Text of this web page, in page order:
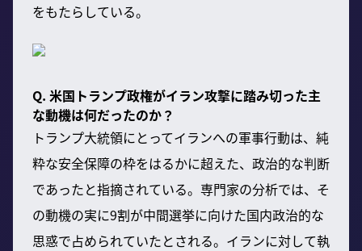
をもたらしている。
Q. 米国トランプ政権がイラン攻撃に踏み切った主
な動機は何だったのか？
トランプ大統領にとってイランへの軍事行動は、純
粋な安全保障の枠をはるかに超えた、政治的な判断
であったと指摘されている。専門家の分析では、そ
の動機の実に9割が中間選挙に向けた国内政治的な
思惑で占められていたとされる。イランに対して執